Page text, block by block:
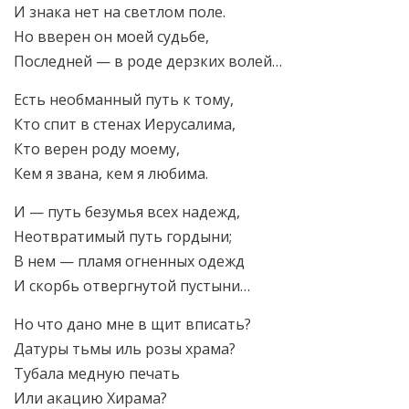
И знака нет на светлом поле.
Но вверен он моей судьбе,
Последней — в роде дерзких волей…
Есть необманный путь к тому,
Кто спит в стенах Иерусалима,
Кто верен роду моему,
Кем я звана, кем я любима.
И — путь безумья всех надежд,
Неотвратимый путь гордыни;
В нем — пламя огненных одежд
И скорбь отвергнутой пустыни…
Но что дано мне в щит вписать?
Датуры тьмы иль розы храма?
Тубала медную печать
Или акацию Хирама?